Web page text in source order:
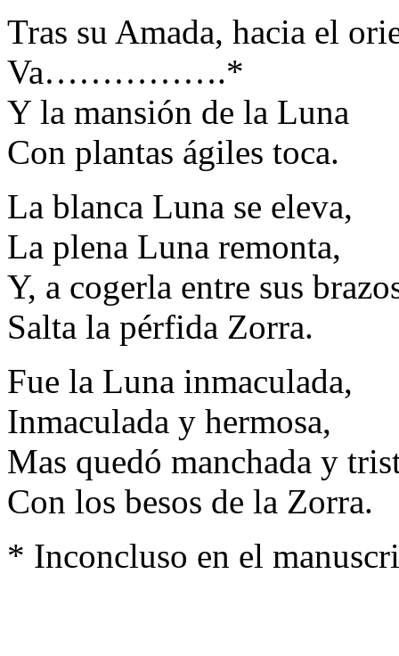
Tras su Amada, hacia el
Va…………….*
Y la mansión de la Luna
Con plantas ágiles toca.
La blanca Luna se eleva,
La plena Luna remonta,
Y, a cogerla entre sus
Salta la pérfida Zorra.
Fue la Luna inmaculada,
Inmaculada y hermosa,
Mas quedó manchada y
Con los besos de la Zorra.
* Inconcluso en el